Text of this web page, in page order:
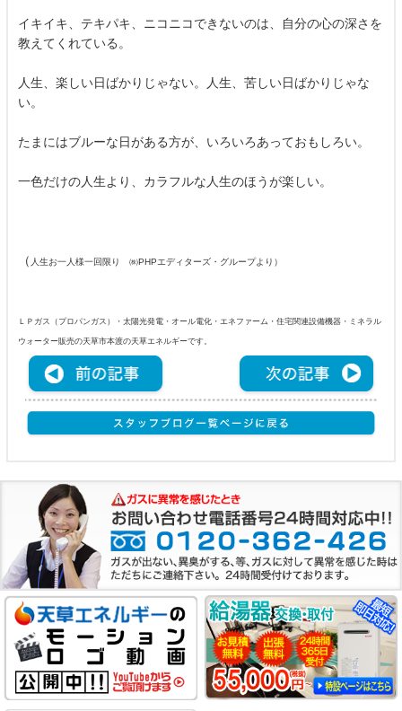
イキイキ、テキパキ、ニコニコできないのは、自分の心の深さを
教えてくれている。
人生、楽しい日ばかりじゃない。人生、苦しい日ばかりじゃな
い。
たまにはブルーな日がある方が、いろいろあっておもしろい。
一色だけの人生より、カラフルな人生のほうが楽しい。
（ 人生お一人様一回限り ㈱PHPエディターズ・グループより）
ＬＰガス（プロパンガス）・太陽光発電・オール電化・エネファーム・住宅関連設備機器・ミネラル
ウォーター販売の天草市本渡の天草エネルギーです。